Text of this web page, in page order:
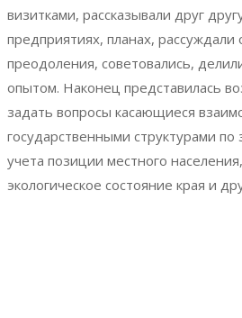
визитками, рассказывали друг
предприятиях, планах, рассуждали
преодоления, советовались,
опытом. Наконец представилась
задать вопросы касающиеся
государственными структурами
учета позиции местного
экологическое состояние края и